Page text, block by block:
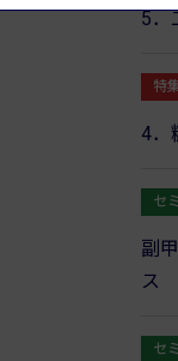
5．
特
4．
セ
副
ス
セ